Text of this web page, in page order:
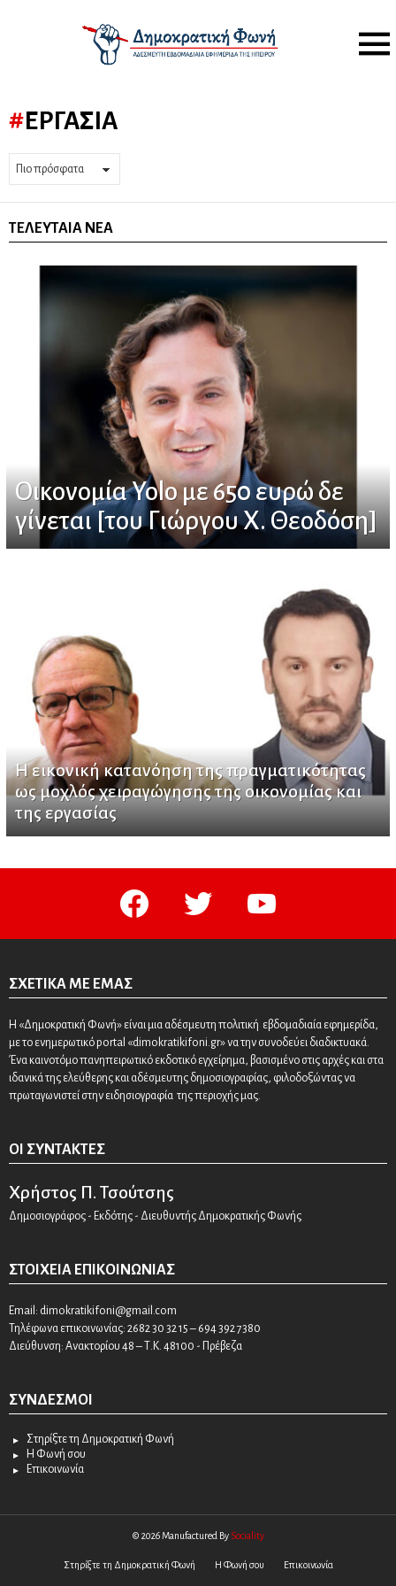
Menu
ΕΡΓΑΣΊΑ
ΤΕΛΕΥΤΑΊΑ ΝΈΑ
Οικονομία Yolo με 650 ευρώ δε
γίνεται [του Γιώργου Χ. Θεοδόση]
Η εικονική κατανόηση της πραγματικότητας
ως μοχλός χειραγώγησης της οικονομίας και
της εργασίας
facebook twitter youtube
ΣΧΕΤΙΚΆ ΜΕ ΕΜΆΣ
Η «Δημοκρατική Φωνή» είναι μια αδέσμευτη πολιτική εβδομαδιαία εφημερίδα,
με το ενημερωτικό portal «dimokratikifoni.gr» να την συνοδεύει διαδικτυακά.
Ένα καινοτόμο πανηπειρωτικό εκδοτικό εγχείρημα, βασισμένο στις αρχές και στα
ιδανικά της ελεύθερης και αδέσμευτης δημοσιογραφίας, φιλοδοξώντας να
πρωταγωνιστεί στην ειδησιογραφία της περιοχής μας.
ΟΙ ΣΥΝΤΆΚΤΕΣ
Χρήστος Π. Τσούτσης
Δημοσιογράφος - Εκδότης - Διευθυντής Δημοκρατικής Φωνής
ΣΤΟΙΧΕΊΑ ΕΠΙΚΟΙΝΩΝΊΑΣ
Email: dimokratikifoni@gmail.com
Τηλέφωνα επικοινωνίας: 2682 30 32 15 – 694 392 7380
Διεύθυνση: Ανακτορίου 48 – Τ.Κ. 48100 - Πρέβεζα
ΣΎΝΔΕΣΜΟΙ
Στηρίξτε τη Δημοκρατική Φωνή
Η Φωνή σου
Επικοινωνία
© 2026 Manufactured By Sociality
Στηρίξτε τη Δημοκρατική Φωνή Η Φωνή σου Επικοινωνία